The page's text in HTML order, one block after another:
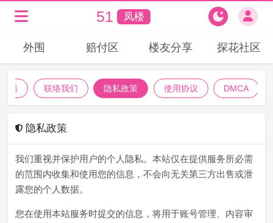
51 凤楼
外围 赔付区 楼友分享 探花社区
题 联络我们 隐私政策 使用协议 DMCA
隐私政策
我们重视并保护用户的个人隐私。本站仅在提供服务所必需
的范围内收集和使用您的信息，不会向无关第三方出售或泄
露您的个人数据。
您在使用本站服务时提交的信息，将用于账号管理、内容审